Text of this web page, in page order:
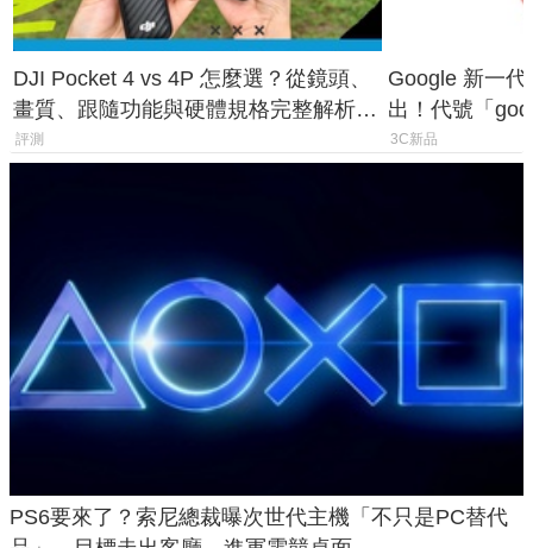
DJI Pocket 4 vs 4P 怎麼選？從鏡頭、
畫質、跟隨功能與硬體規格完整解析，
一次看懂兩台差異
評測
Google 新一
出！代號「
鎖定 AI 應用
3C新品
PS6要來了？索尼總裁曝次世代主機「不只是PC替代